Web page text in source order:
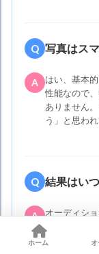
Q 写真はス
A
はい、基本
性能なので
ありません
う」と思わ
Q 結果はい
A
オーディシ
らいで連絡
ルや電話が
ホーム